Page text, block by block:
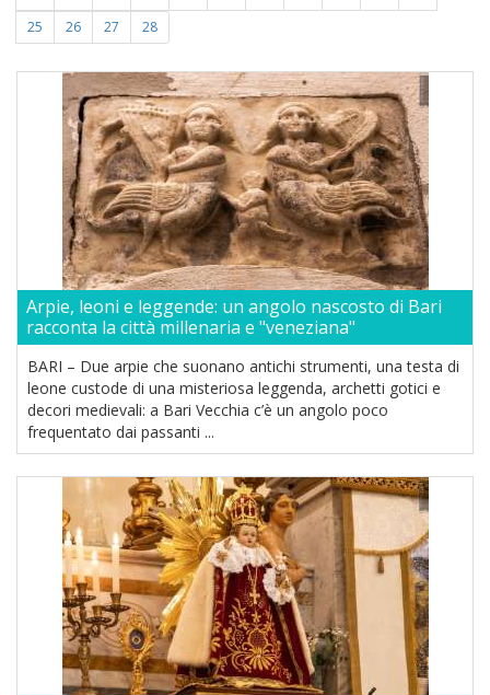
25
26 27 28
Arpie, leoni e leggende: un angolo nascosto di Bari
racconta la città millenaria e "veneziana"
BARI – Due arpie che suonano antichi strumenti, una testa di
leone custode di una misteriosa leggenda, archetti gotici e
decori medievali: a Bari Vecchia c’è un angolo poco
frequentato dai passanti ...